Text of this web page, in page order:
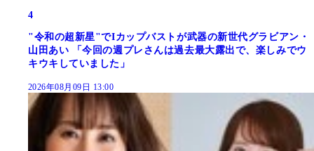
4
"令和の超新星"でIカップバストが武器の新世代グラビアン・
山田あい 「今回の週プレさんは過去最大露出で、楽しみでウ
キウキしていました」
2026年08月09日 13:00